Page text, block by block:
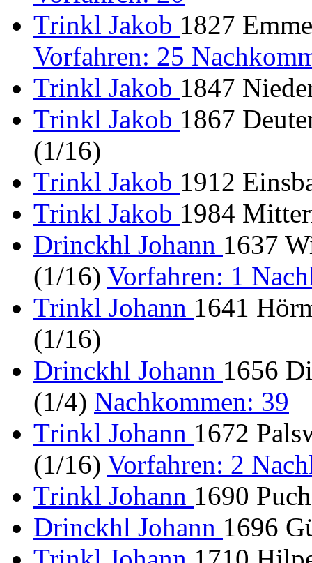
Trinkl Jakob 1827
Vorfahren: 25
Trinkl Jakob 1847
Trinkl Jakob 1867
(1/16)
Trinkl Jakob 1912
Trinkl Jakob 1984
Drinckhl Johann 1637
(1/16) Vorfahren: 1
Trinkl Johann 1641
(1/16)
Drinckhl Johann 1656
(1/4) Nachkommen: 39
Trinkl Johann 1672
(1/16) Vorfahren: 2
Trinkl Johann 1690
Drinckhl Johann 1696